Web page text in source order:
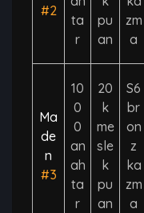
#2
ta
r
pu
an
zm
a
Ma
de
n
#3
10
0
0
an
ah
ta
r
20
k
me
sle
k
pu
an
S6
br
on
z
ka
zm
a